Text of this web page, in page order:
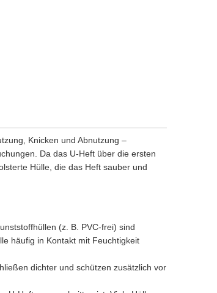
Knicken und Abnutzung –
Da das U-Heft über die ersten
Hülle, die das Heft sauber und
(z. B. PVC-frei) sind
häufig in Kontakt mit Feuchtigkeit
dichter und schützen zusätzlich vor